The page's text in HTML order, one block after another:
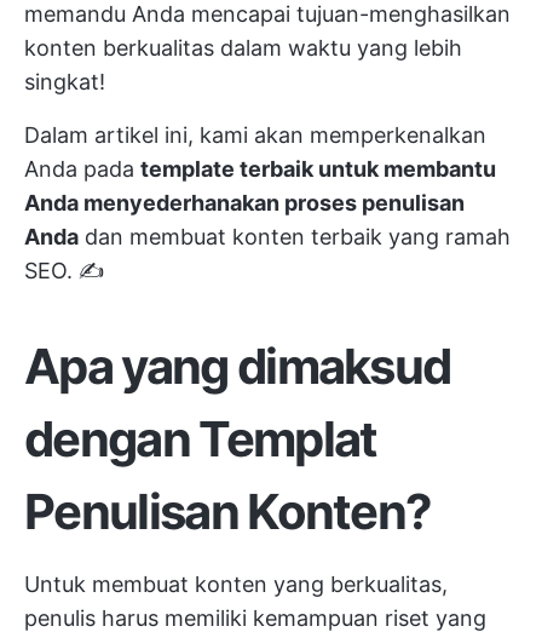
memandu Anda mencapai tujuan-menghasilkan
konten berkualitas dalam waktu yang lebih
singkat!
Dalam artikel ini, kami akan memperkenalkan
Anda pada template terbaik untuk membantu
Anda menyederhanakan proses penulisan
Anda dan membuat konten terbaik yang ramah
SEO. ✍️
Apa yang dimaksud
dengan Templat
Penulisan Konten?
Untuk membuat konten yang berkualitas,
penulis harus memiliki kemampuan riset yang